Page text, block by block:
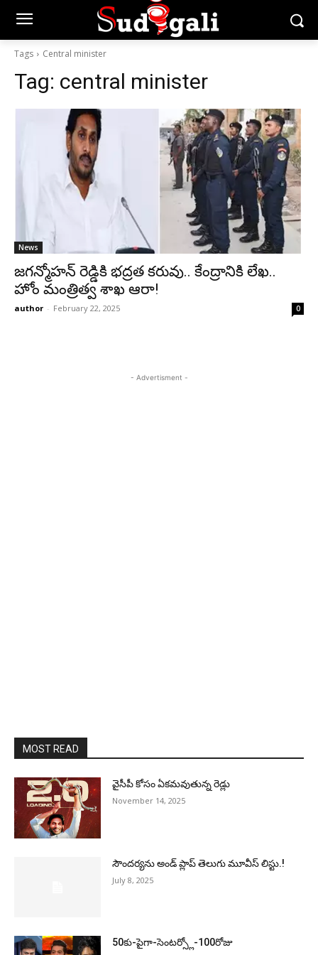
Tags Central minister
Tag: central minister
News
జగన్మోహన్ రెడ్డికి భద్రత కరువు.. కేంద్రానికి లేఖ..
హోం మంత్రిత్వ శాఖ ఆరా!
author - February 22, 2025 0
- Advertisment -
MOST READ
వైసీపీ కోసం ఏక‌మ‌వుతున్న రెడ్లు
November 14, 2025
సౌందర్యను అండ్‌ ప్లాప్‌ తెలుగు మూవీస్‌ లిస్టు.!
July 8, 2025
50కు-పైగా-సెంటర్స్లో-100రోజు